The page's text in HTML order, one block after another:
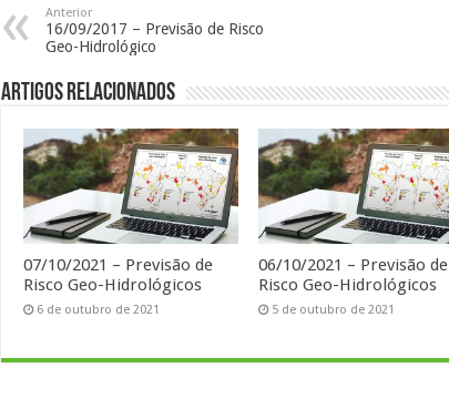
Anterior
16/09/2017 – Previsão de Risco
Geo-Hidrológico
Artigos Relacionados
07/10/2021 – Previsão de
Risco Geo-Hidrológicos
6 de outubro de 2021
06/10/2021 – Previsão de
Risco Geo-Hidrológicos
5 de outubro de 2021